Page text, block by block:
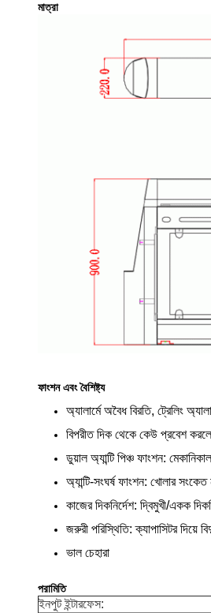
মাত্রা
ফাংশন এবং বৈশিষ্ট্য
অ্যালার্মে অবৈধ বিরতি, ট্রেলিং
বিপরীত দিক থেকে কেউ প্রবেশ করলে
ডুয়াল অ্যান্টি পিঞ্চ ফাংশন:
অ্যান্টি-সংঘর্ষ ফাংশন: খোলার
কাজের দিকনির্দেশ: দ্বিমুখী/একক
জরুরী পরিস্থিতি: ক্যাপাসিটর দিয়ে
ভাল চেহারা
পরামিতি
ইনপুট ইন্টারফেস: